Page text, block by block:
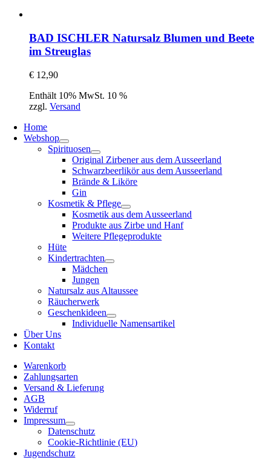
BAD ISCHLER Natursalz Blumen und Beete
im Streuglas
€ 12,90
Enthält 10% MwSt. 10 %
zzgl. Versand
Home
Webshop
Spirituosen
Original Zirbener aus dem Ausseerland
Schwarzbeerlikör aus dem Ausseerland
Brände & Liköre
Gin
Kosmetik & Pflege
Kosmetik aus dem Ausseerland
Produkte aus Zirbe und Hanf
Weitere Pflegeprodukte
Hüte
Kindertrachten
Mädchen
Jungen
Natursalz aus Altaussee
Räucherwerk
Geschenkideen
Individuelle Namensartikel
Über Uns
Kontakt
Warenkorb
Zahlungsarten
Versand & Lieferung
AGB
Widerruf
Impressum
Datenschutz
Cookie-Richtlinie (EU)
Jugendschutz